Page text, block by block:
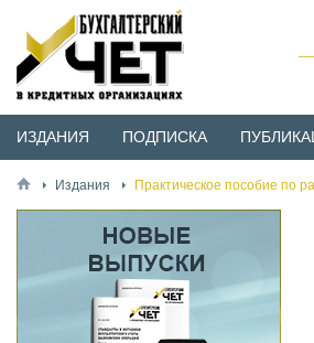
ИЗДАНИЯ ПОДПИСКА
Издания Практическое пособие по